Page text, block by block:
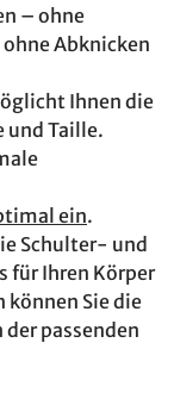
– ohne
Abknicken
Ihnen die
und Taille.
ein.
Schulter- und
für Ihren Körper
können Sie die
passenden